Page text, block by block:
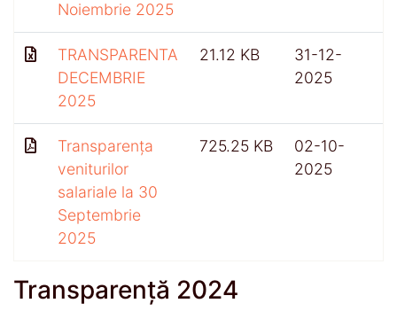
Noiembrie 2025
TRANSPARENTA
DECEMBRIE
2025
21.12 KB
31-12-
2025
Transparența
veniturilor
salariale la 30
Septembrie
2025
725.25 KB
02-10-
2025
Transparență 2024